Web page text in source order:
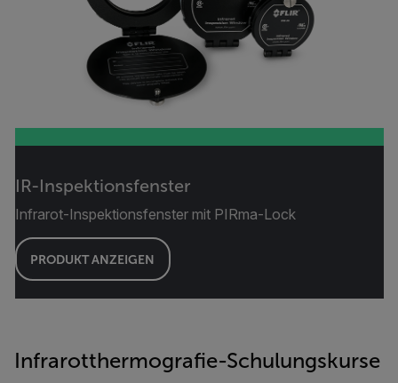
IR-Inspektionsfenster
Infrarot-Inspektionsfenster mit PIRma-Lock
PRODUKT ANZEIGEN
Infrarotthermografie-Schulungskurse